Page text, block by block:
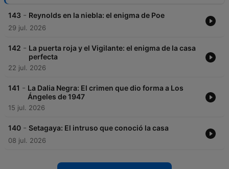
143 - Reynolds en la niebla: el enigma de Poe
29 jul. 2026
142 - La puerta roja y el Vigilante: el enigma de la casa
perfecta
22 jul. 2026
141 - La Dalia Negra: El crimen que dio forma a Los
Ángeles de 1947
15 jul. 2026
140 - Setagaya: El intruso que conoció la casa
08 jul. 2026